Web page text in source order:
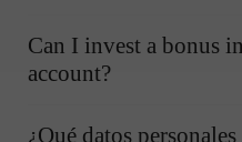
Can I invest a bonus
account?
¿Qué datos